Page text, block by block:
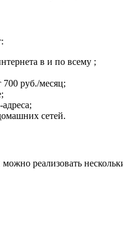
в и по всему ;
руб./месяц;
сетей.
реализовать